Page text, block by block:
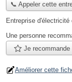
📞 Appeler cette
Entreprise d'électricité
Une personne
Je recommande
Améliorer cette